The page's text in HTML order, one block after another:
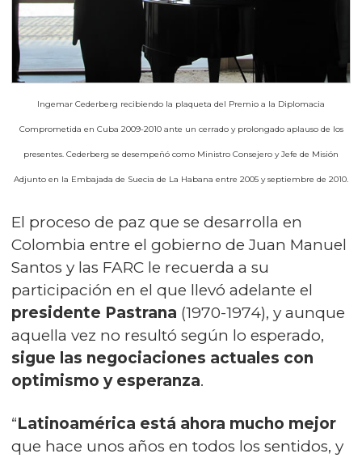
Ingemar Cederberg recibiendo la plaqueta del Premio a la Diplomacia
Comprometida en Cuba 2009-2010 ante un cerrado y prolongado aplauso de los
presentes. Cederberg se desempeñó como Ministro Consejero y Jefe de Misión
Adjunto en la Embajada de Suecia de La Habana entre 2005 y septiembre de 2010.
El proceso de paz que se desarrolla en
Colombia entre el gobierno deJuan Manuel
Santos y las FARC le recuerda a su
participación en el que llevó adelante el
presidente Pastrana (1970-1974), y aunque
aquella vez no resultó según lo esperado,
sigue las negociaciones actuales con
optimismo y esperanza.
“Latinoamérica está ahora mucho mejor
que hace unos años en todos los sentidos, y